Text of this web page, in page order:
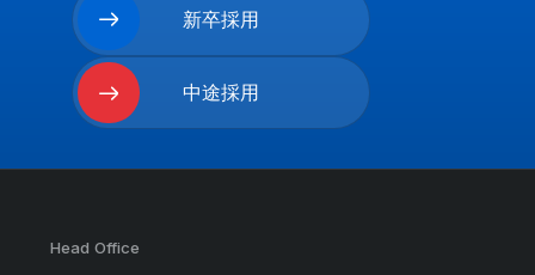
新卒採用
Readmore
中途採用
Head Office